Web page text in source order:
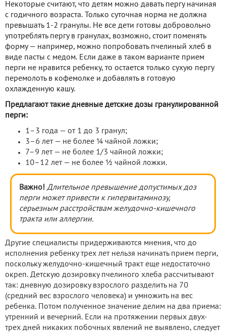
Некоторые считают, что детям можно давать пергу начиная
с годичного возраста. Только суточная норма не должна
превышать 1-2 гранулы. Не все дети готовы добровольно
употреблять пергу в гранулах, возможно, стоит поменять
форму — например, можно попробовать пчелиный хлеб в
виде пасты с медом. Если даже в таком варианте прием
перги не нравится ребенку, то остается только сухую пергу
перемолоть в кофемолке и добавлять в готовую
охлажденную кашу.
Предлагают такие дневные детские дозы гранулированной
перги:
1–3 года — от 1 до 3 гранул;
3–6 лет — не более ¼ чайной ложки;
7–9 лет — не более 1/3 чайной ложки;
10–12 лет — не более ½ чайной ложки.
Важно! Длительное превышение допустимых доз
перги может привести к гипервитаминозу,
серьезным расстройствам желудочно-кишечного
тракта или аллергии.
Другие специалисты придерживаются мнения, что до
исполнения ребенку трех лет нельзя начинать прием перги,
поскольку желудочно-кишечный тракт еще недостаточно
окреп. Детскую дозировку пчелиного хлеба рассчитывают
так: дневную дозировку взрослого разделить на 70
(средний вес взрослого человека) и умножить на вес
ребенка. Потом полученное значение делим на два приема:
утренний и вечерний. Если на протяжении первых двух-
трех дней никаких побочных явлений не выявлено, следует